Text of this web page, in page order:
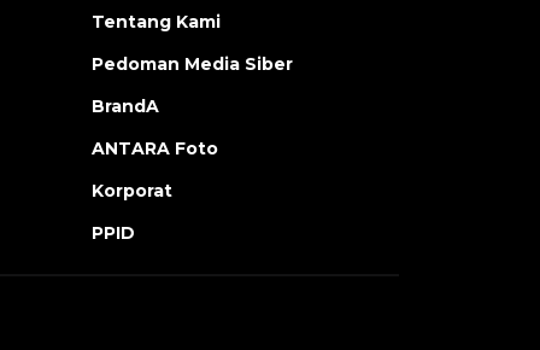
Tentang Kami
Pedoman Media Siber
BrandA
ANTARA Foto
Korporat
PPID